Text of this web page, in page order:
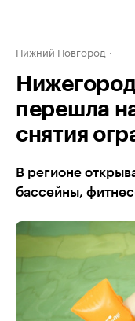
Нижний Новгород
перешла
снятия
В регионе
бассейны,